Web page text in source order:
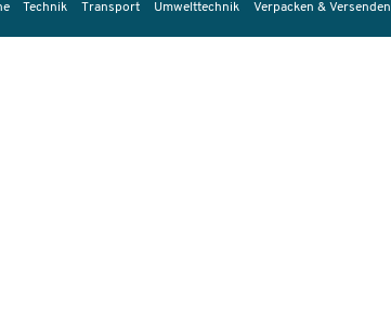
Technik Transport Umwelttechnik Verpacken & Versenden